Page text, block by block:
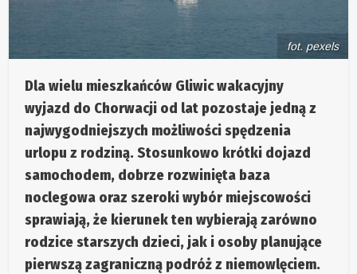
fot. pexels
Dla wielu mieszkańców Gliwic wakacyjny
wyjazd do Chorwacji od lat pozostaje jedną z
najwygodniejszych możliwości spędzenia
urlopu z rodziną. Stosunkowo krótki dojazd
samochodem, dobrze rozwinięta baza
noclegowa oraz szeroki wybór miejscowości
sprawiają, że kierunek ten wybierają zarówno
rodzice starszych dzieci, jak i osoby planujące
pierwszą zagraniczną podróż z niemowlęciem.